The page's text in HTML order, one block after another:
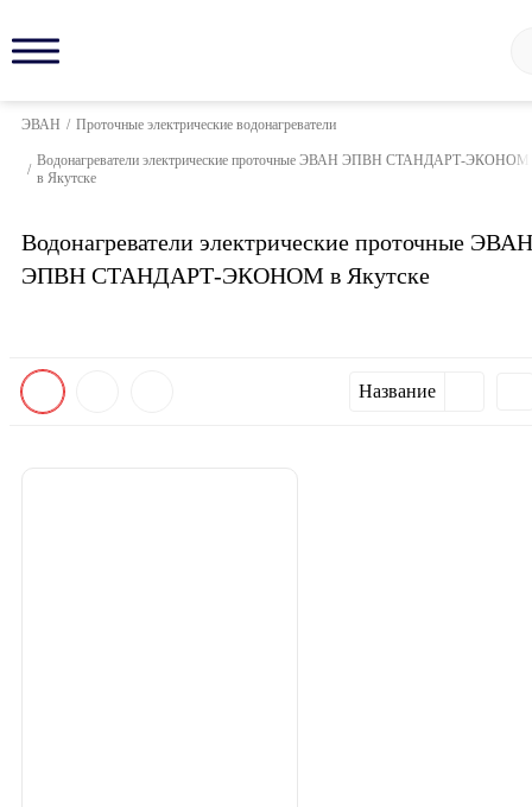
ЭВАН / Проточные электрические водонагреватели
/
Водонагреватели электрические проточные ЭВАН ЭПВН СТАНДАРТ-ЭКОНОМ
в Якутске
Водонагреватели электрические проточные ЭВАН
ЭПВН СТАНДАРТ-ЭКОНОМ в Якутске
Название